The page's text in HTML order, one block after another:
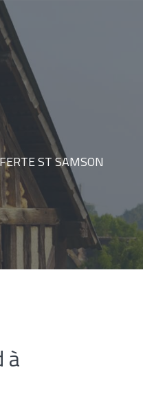
ST SAMSON
à